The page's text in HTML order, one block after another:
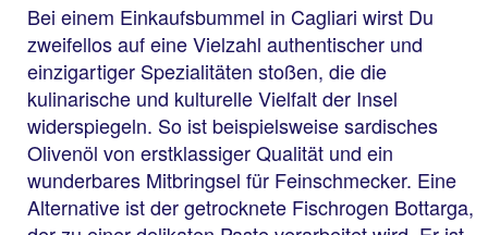
Bei einem Einkaufsbummel in Cagliari wirst Du
zweifellos auf eine Vielzahl authentischer und
einzigartiger Spezialitäten stoßen, die die
kulinarische und kulturelle Vielfalt der Insel
widerspiegeln. So ist beispielsweise sardisches
Olivenöl von erstklassiger Qualität und ein
wunderbares Mitbringsel für Feinschmecker. Eine
Alternative ist der getrocknete Fischrogen Bottarga,